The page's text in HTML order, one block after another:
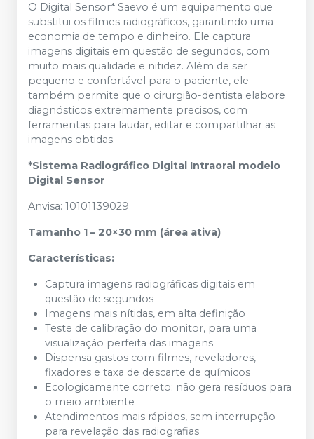
O Digital Sensor* Saevo é um equipamento que
substitui os filmes radiográficos, garantindo uma
economia de tempo e dinheiro. Ele captura
imagens digitais em questão de segundos, com
muito mais qualidade e nitidez. Além de ser
pequeno e confortável para o paciente, ele
também permite que o cirurgião-dentista elabore
diagnósticos extremamente precisos, com
ferramentas para laudar, editar e compartilhar as
imagens obtidas.
*Sistema Radiográfico Digital Intraoral modelo
Digital Sensor
Anvisa: 10101139029
Tamanho 1 – 20×30 mm (área ativa)
Características:
Captura imagens radiográficas digitais em
questão de segundos
Imagens mais nítidas, em alta definição
Teste de calibração do monitor, para uma
visualização perfeita das imagens
Dispensa gastos com filmes, reveladores,
fixadores e taxa de descarte de químicos
Ecologicamente correto: não gera resíduos para
o meio ambiente
Atendimentos mais rápidos, sem interrupção
para revelação das radiografias